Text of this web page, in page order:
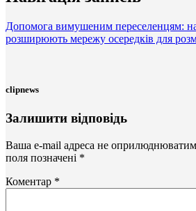
Допомога вимушеним переселенцям: на
розширюють мережу осередків для
clipnews
Залишити відповідь
Ваша e-mail адреса не
поля позначені *
Коментар *